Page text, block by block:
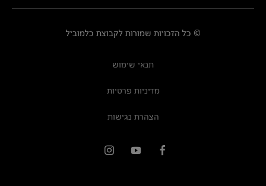
© כל הזכויות שמורות לקבוצת כלמוביל
תנאי שימוש
מדיניות פרטיות
הצהרת נגישות